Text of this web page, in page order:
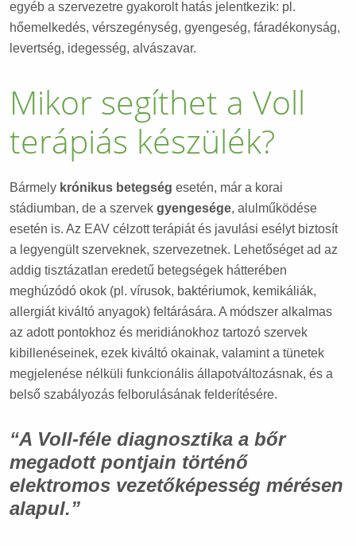
egyéb a szervezetre gyakorolt hatás jelentkezik: pl.
hőemelkedés, vérszegénység, gyengeség, fáradékonyság,
levertség, idegesség, alvászavar.
Mikor segíthet a Voll
terápiás készülék?
Bármely krónikus betegség esetén, már a korai
stádiumban, de a szervek gyengesége, alulműködése
esetén is. Az EAV célzott terápiát és javulási esélyt biztosít
a legyengült szerveknek, szervezetnek. Lehetőséget ad az
addig tisztázatlan eredetű betegségek hátterében
meghúzódó okok (pl. vírusok, baktériumok, kemikáliák,
allergiát kiváltó anyagok) feltárására. A módszer alkalmas
az adott pontokhoz és meridiánokhoz tartozó szervek
kibillenéseinek, ezek kiváltó okainak, valamint a tünetek
megjelenése nélküli funkcionális állapotváltozásnak, és a
belső szabályozás felborulásának felderítésére.
“A Voll-féle diagnosztika a bőr
megadott pontjain történő
elektromos vezetőképesség mérésen
alapul.”